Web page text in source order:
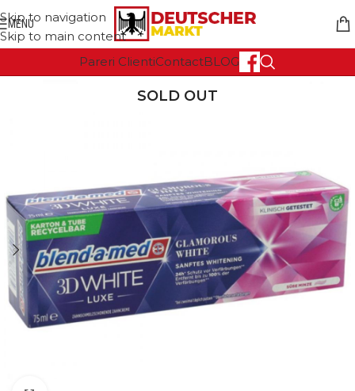
Skip to navigation
Skip to main content
MENU
Pareri ClientiContactBLOG
SOLD OUT